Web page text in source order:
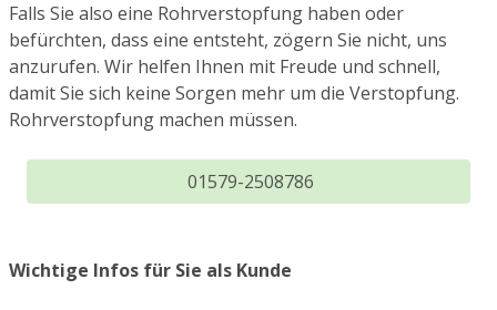
Falls Sie also eine Rohrverstopfung haben oder
befürchten, dass eine entsteht, zögern Sie nicht, uns
anzurufen. Wir helfen Ihnen mit Freude und schnell,
damit Sie sich keine Sorgen mehr um die Verstopfung.
Rohrverstopfung machen müssen.
01579-2508786
Wichtige Infos für Sie als Kunde